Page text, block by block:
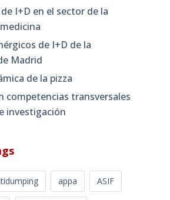
I+D en el sector de la
de I+D de la
Madrid
de la pizza
competencias transversales
investigación
appa ASIF